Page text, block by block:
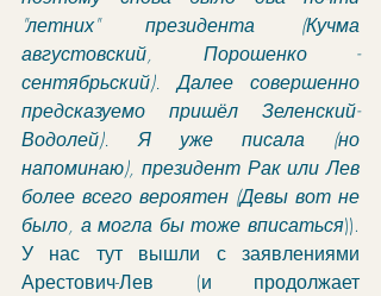
"летних" президента (Кучма
августовский, Порошенко -
сентябрьский). Далее совершенно
предсказуемо пришёл Зеленский-
Водолей). Я уже писала (но
напоминаю), президент Рак или Лев
более всего вероятен (Девы вот не
было, а могла бы тоже вписаться)).
У нас тут вышли с заявлениями
Арестович-Лев (и продолжает